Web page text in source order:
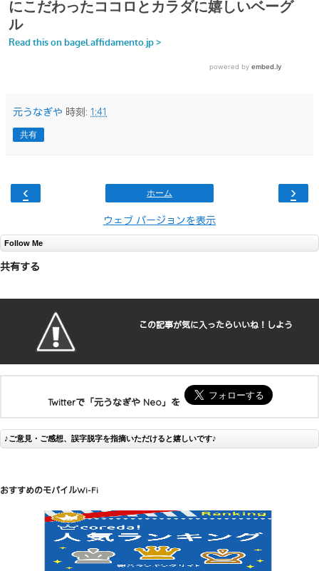
元うなぎや 時刻: 1:41
共有
‹ ›
ホーム
ウェブ バージョンを表示
Follow Me
共有する
この記事が気に入ったらいいね！しよう
Twitterで「元うなぎや Neo」を
♪ご意見・ご感想、誤字脱字を指摘いただけると嬉しいです♪
おすすめのモバイルWi-Fi